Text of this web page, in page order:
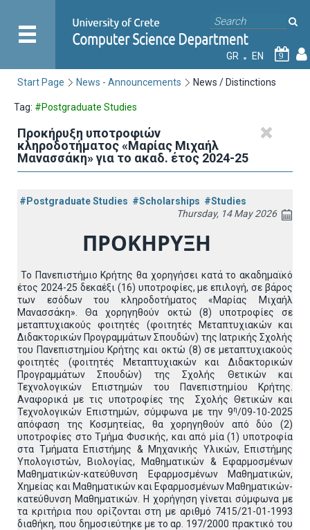
GR EN 9
Start Page News - Announcements News / Distinctions
Tag: #Postgraduate Studies
Προκήρυξη υποτροφιών
κληροδοτήματος «Μαρίας Μιχαήλ
Μανασσάκη» για το ακαδ. έτος 2024-25
#Postgraduate Studies #Scholarships #Studies
Thursday, 14 May 2026
ΠΡΟΚΗΡΥΞΗ
Το Πανεπιστήμιο Κρήτης θα χορηγήσει κατά το ακαδημαϊκό
έτος 2024-25 δεκαέξι (16) υποτροφίες, με επιλογή, σε βάρος
των εσόδων του κληροδοτήματος «Μαρίας Μιχαήλ
Μανασσάκη». Θα χορηγηθούν οκτώ (8) υποτροφίες σε
μεταπτυχιακούς φοιτητές (φοιτητές Μεταπτυχιακών και
Διδακτορικών Προγραμμάτων Σπουδών) της Ιατρικής Σχολής
του Πανεπιστημίου Κρήτης και οκτώ (8) σε μεταπτυχιακούς
φοιτητές (φοιτητές Μεταπτυχιακών και Διδακτορικών
Προγραμμάτων Σπουδών) της Σχολής Θετικών και
Τεχνολογικών Επιστημών του Πανεπιστημίου Κρήτης.
Αναφορικά με τις υποτροφίες της Σχολής Θετικών και
Τεχνολογικών Επιστημών, σύμφωνα με την 9η/09-10-2025
απόφαση της Κοσμητείας, θα χορηγηθούν από δύο (2)
υποτροφίες στο Τμήμα Φυσικής, και από μία (1) υποτροφία
στα Τμήματα Επιστήμης & Μηχανικής Υλικών, Επιστήμης
Υπολογιστών, Βιολογίας, Μαθηματικών & Εφαρμοσμένων
Μαθηματικών-κατεύθυνση Εφαρμοσμένων Μαθηματικών,
Χημείας και Μαθηματικών και Εφαρμοσμένων Μαθηματικών-
κατεύθυνση Μαθηματικών. Η χορήγηση γίνεται σύμφωνα με
τα κριτήρια που ορίζονται στη με αριθμό 7415/21-01-1993
διαθήκη, που δημοσιεύτηκε με το αρ. 197/2000 πρακτικό του